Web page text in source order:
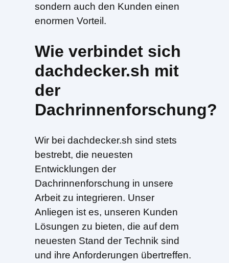
sondern auch den Kunden einen
enormen Vorteil.
Wie verbindet sich
dachdecker.sh mit
der
Dachrinnenforschung?
Wir bei dachdecker.sh sind stets
bestrebt, die neuesten
Entwicklungen der
Dachrinnenforschung in unsere
Arbeit zu integrieren. Unser
Anliegen ist es, unseren Kunden
Lösungen zu bieten, die auf dem
neuesten Stand der Technik sind
und ihre Anforderungen übertreffen.